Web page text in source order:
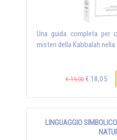
Una guida completa per
misteri della Kabbalah
€ 19,00 € 18,05
LINGUAGGIO